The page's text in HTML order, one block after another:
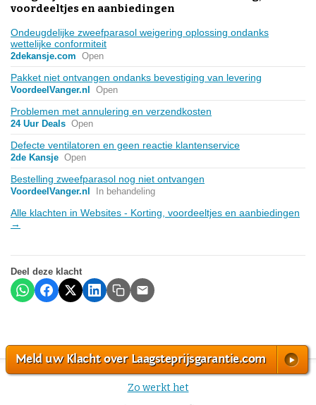
voordeeltjes en aanbiedingen
Ondeugdelijke zweefparasol weigering oplossing ondanks
wettelijke conformiteit
2dekansje.com Open
Pakket niet ontvangen ondanks bevestiging van levering
VoordeelVanger.nl Open
Problemen met annulering en verzendkosten
24 Uur Deals Open
Defecte ventilatoren en geen reactie klantenservice
2de Kansje Open
Bestelling zweefparasol nog niet ontvangen
VoordeelVanger.nl In behandeling
Alle klachten in Websites - Korting, voordeeltjes en aanbiedingen
→
Deel deze klacht
Meld uw Klacht over Laagsteprijsgarantie.com
Zo werkt het